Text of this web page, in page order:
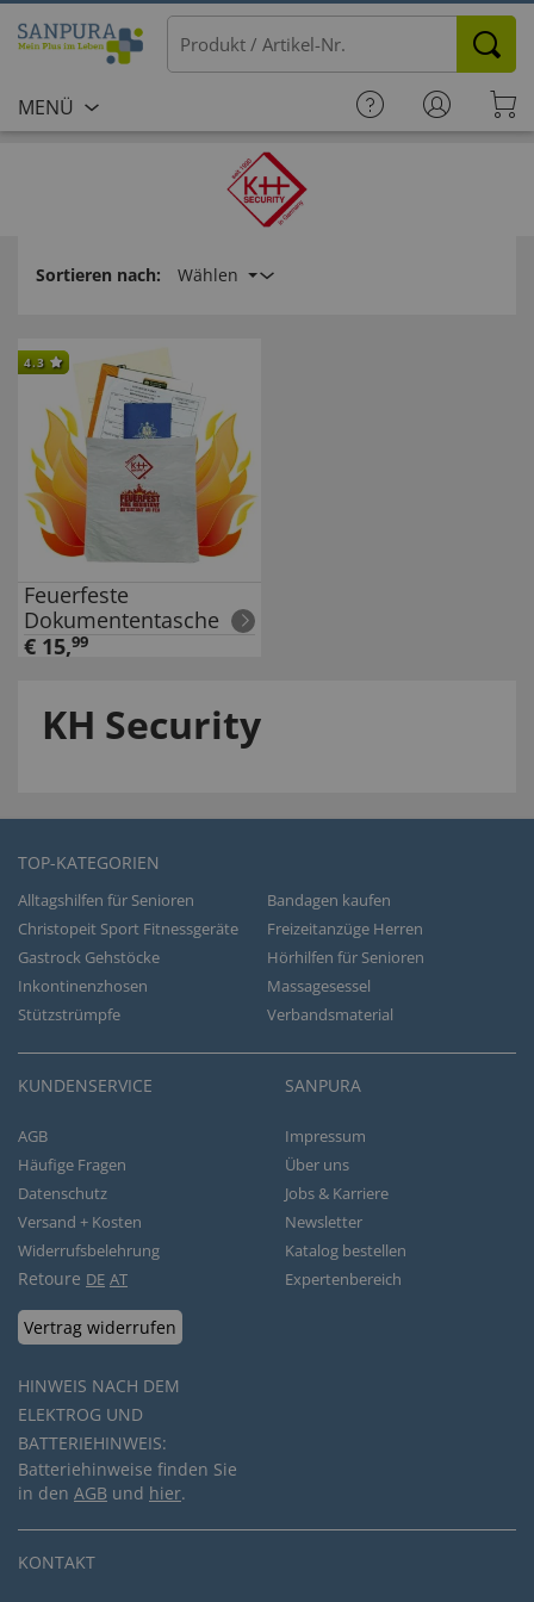
MENÜ
Sortieren nach: Wählen
4.3
Feuerfeste
Dokumententasche
€ 15,99
KH Security
TOP-KATEGORIEN
Alltagshilfen für Senioren
Bandagen kaufen
Christopeit Sport Fitnessgeräte
Freizeitanzüge Herren
Gastrock Gehstöcke
Hörhilfen für Senioren
Inkontinenzhosen
Massagesessel
Stützstrümpfe
Verbandsmaterial
KUNDENSERVICE
AGB
Häufige Fragen
Datenschutz
Versand + Kosten
Widerrufsbelehrung
Retoure DE AT
Vertrag widerrufen
HINWEIS NACH DEM
ELEKTROG UND
BATTERIEHINWEIS:
Batteriehinweise finden Sie
in den AGB und hier.
SANPURA
Impressum
Über uns
Jobs & Karriere
Newsletter
Katalog bestellen
Expertenbereich
KONTAKT